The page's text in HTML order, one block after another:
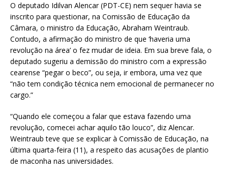
O deputado Idilvan Alencar (PDT-CE) nem sequer havia se
inscrito para questionar, na Comissão de Educação da
Câmara, o ministro da Educação, Abraham Weintraub.
Contudo, a afirmação do ministro de que ‘haveria uma
revolução na área’ o fez mudar de ideia. Em sua breve fala, o
deputado sugeriu a demissão do ministro com a expressão
cearense “pegar o beco”, ou seja, ir embora, uma vez que
“não tem condição técnica nem emocional de permanecer no
cargo.”
“Quando ele começou a falar que estava fazendo uma
revolução, comecei achar aquilo tão louco”, diz Alencar.
Weintraub teve que se explicar à Comissão de Educação, na
última quarta-feira (11), a respeito das acusações de plantio
de maconha nas universidades.